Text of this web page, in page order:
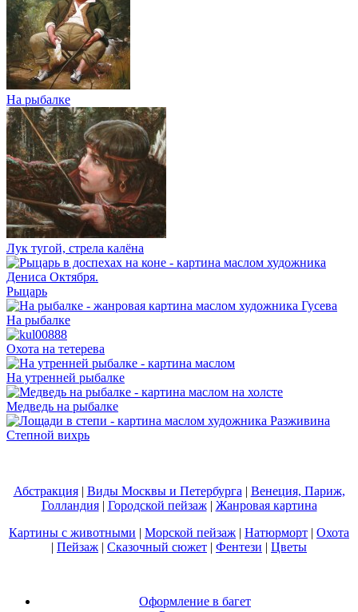
На рыбалке
Лук тугой, стрела калёна
Рыцарь
На рыбалке
Охота на тетерева
На утренней рыбалке
Медведь на рыбалке
Степной вихрь
Абстракция| Виды Москвы и Петербурга | Венеция, Париж,
Голландия| Городской пейзаж| Жанровая картина
Картины с животными | Морской пейзаж | Натюрморт | Охота
| Пейзаж | Сказочный сюжет | Фентези | Цветы
Оформление в багет